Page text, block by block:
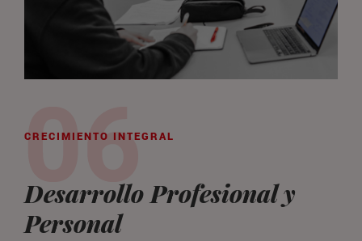
CRECIMIENTO INTEGRAL
Desarrollo Profesional y
Personal